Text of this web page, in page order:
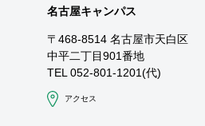
名古屋キャンパス
〒468-8514 名古屋市天白区
中平二丁目901番地
TEL 052-801-1201(代)
アクセス